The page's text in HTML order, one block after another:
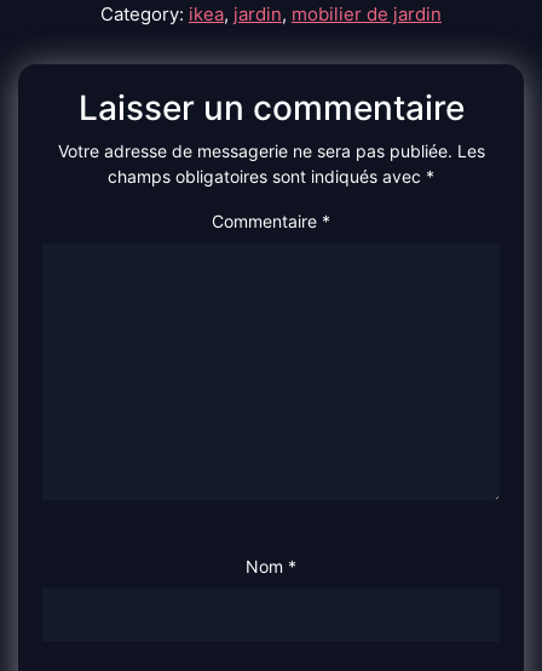
Category: ikea, jardin, mobilier de jardin
Laisser un commentaire
Votre adresse de messagerie ne sera pas publiée. Les
champs obligatoires sont indiqués avec *
Commentaire *
Nom *